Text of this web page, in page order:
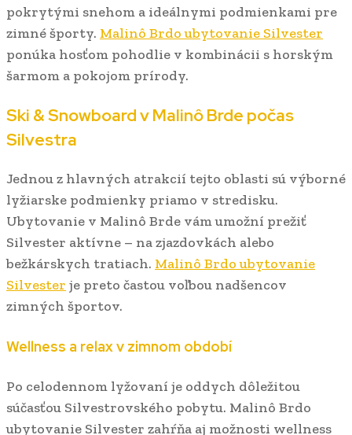
pokrytými snehom a ideálnymi podmienkami pre
zimné športy. Malinô Brdo ubytovanie Silvester
ponúka hosťom pohodlie v kombinácii s horským
šarmom a pokojom prírody.
Ski & Snowboard v Malinô Brde počas
Silvestra
Jednou z hlavných atrakcií tejto oblasti sú výborné
lyžiarske podmienky priamo v stredisku.
Ubytovanie v Malinô Brde vám umožní prežiť
Silvester aktívne – na zjazdovkách alebo
bežkárskych tratiach. Malinô Brdo ubytovanie
Silvester je preto častou voľbou nadšencov
zimných športov.
Wellness a relax v zimnom období
Po celodennom lyžovaní je oddych dôležitou
súčasťou Silvestrovského pobytu. Malinô Brdo
ubytovanie Silvester zahŕňa aj možnosti wellness